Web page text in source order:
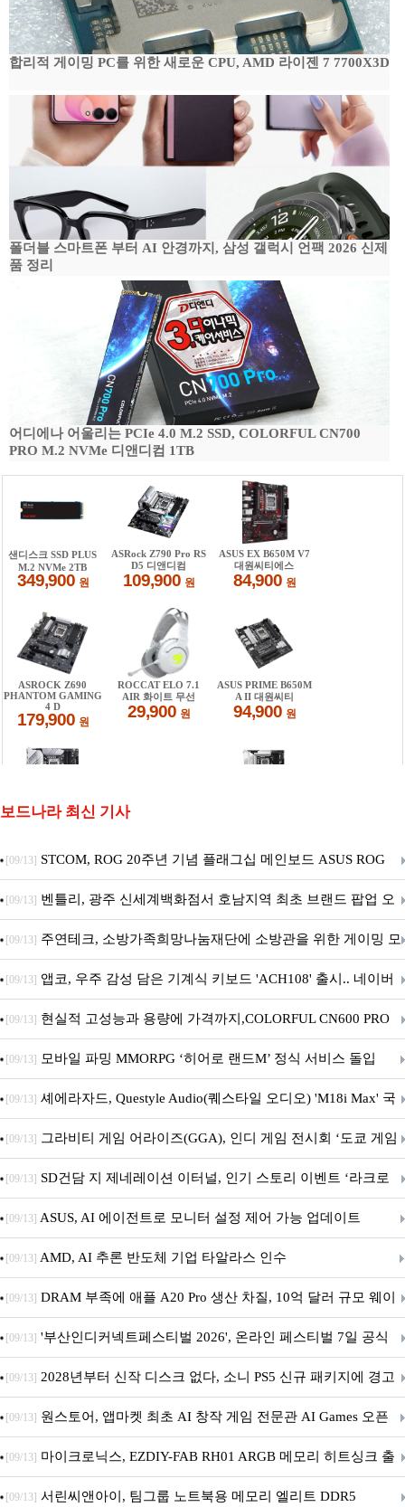
합리적 게이밍 PC를 위한 새로운 CPU, AMD 라이젠 7 7700X3D
폴더블 스마트폰 부터 AI 안경까지, 삼성 갤럭시 언팩 2026 신제
품 정리
어디에나 어울리는 PCIe 4.0 M.2 SSD, COLORFUL CN700
PRO M.2 NVMe 디앤디컴 1TB
보드나라 최신 기사
[09/13] STCOM, ROG 20주년 기념 플래그십 메인보드 ASUS ROG
Crosshair X870E EDITION 20 국내 출시 예정
[09/13] 벤틀리, 광주 신세계백화점서 호남지역 최초 브랜드 팝업 오
픈
[09/13] 주연테크, 소방가족희망나눔재단에 소방관을 위한 게이밍 모
니터·스마트 펫 침대 기부
[09/13] 앱코, 우주 감성 담은 기계식 키보드 'ACH108' 출시.. 네이버
브랜드데이 기획전 진행
[09/13] 현실적 고성능과 용량에 가격까지,COLORFUL CN600 PRO
M.2 NVMe 디앤디컴 1TB
[09/13] 모바일 파밍 MMORPG ‘히어로 랜드M’ 정식 서비스 돌입
[09/13] 셰에라자드, Questyle Audio(퀘스타일 오디오) 'M18i Max' 국
내 정식 출시
[09/13] 그라비티 게임 어라이즈(GGA), 인디 게임 전시회 ‘도쿄 게임
던전 13’ 참가!
[09/13] SD건담 지 제네레이션 이터널, 인기 스토리 이벤트 ‘라크로
아의 용사’ 재개최 및 풍성한 기념 이벤트 실시!
[09/13] ASUS, AI 에이전트로 모니터 설정 제어 가능 업데이트
[09/13] AMD, AI 추론 반도체 기업 타알라스 인수
[09/13] DRAM 부족에 애플 A20 Pro 생산 차질, 10억 달러 규모 웨이
퍼 대기
[09/13] '부산인디커넥트페스티벌 2026', 온라인 페스티벌 7일 공식
개막... 22일간 진행
[09/13] 2028년부터 신작 디스크 없다, 소니 PS5 신규 패키지에 경고
문 추가
[09/13] 원스토어, 앱마켓 최초 AI 창작 게임 전문관 AI Games 오픈
[09/13] 마이크로닉스, EZDIY-FAB RH01 ARGB 메모리 히트싱크 출
시
[09/13] 서린씨앤아이, 팀그룹 노트북용 메모리 엘리트 DDR5